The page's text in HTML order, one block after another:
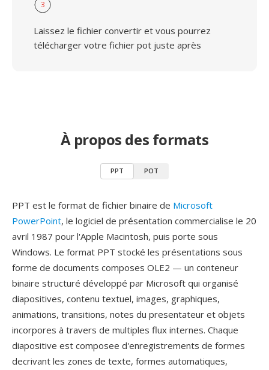
3
Laissez le fichier convertir et vous pourrez
télécharger votre fichier pot juste après
À propos des formats
PPT POT
PPT est le format de fichier binaire de Microsoft
PowerPoint, le logiciel de présentation commercialise le 20
avril 1987 pour l'Apple Macintosh, puis porte sous
Windows. Le format PPT stocké les présentations sous
forme de documents composes OLE2 — un conteneur
binaire structuré développé par Microsoft qui organisé
diapositives, contenu textuel, images, graphiques,
animations, transitions, notes du presentateur et objets
incorpores à travers de multiples flux internes. Chaque
diapositive est composee d'enregistrements de formes
decrivant les zones de texte, formes automatiques,